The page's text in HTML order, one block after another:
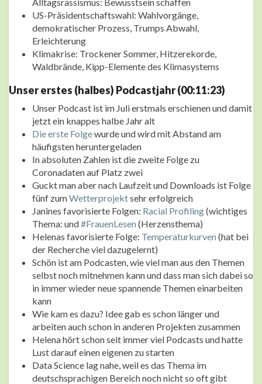
US-Präsidentschaftswahl: Wahlvorgänge,
demokratischer Prozess, Trumps Abwahl,
Erleichterung
Klimakrise: Trockener Sommer, Hitzerekorde,
Waldbrände, Kipp-Elemente des Klimasystems
Unser erstes (halbes) Podcastjahr (00:11:23)
Unser Podcast ist im Juli erstmals erschienen und damit
jetzt ein knappes halbe Jahr alt
Die erste Folgewurde und wird mit Abstand am
häufigsten heruntergeladen
In absoluten Zahlen ist die zweite Folge zu
Coronadaten auf Platz zwei
Guckt man aber nach Laufzeit und Downloads ist Folge
fünf zumWetterprojektsehr erfolgreich
Janines favorisierte Folgen: Racial Profiling(wichtiges
Thema: und#FrauenLesen (Herzensthema)
Helenas favorisierte Folge: Temperaturkurven (hat bei
der Recherche viel dazugelernt)
Schön ist am Podcasten, wie viel man aus den Themen
selbst noch mitnehmen kann und dass man sich dabei so
in immer wieder neue spannende Themen einarbeiten
kann
Wie kam es dazu? Idee gab es schon länger und
arbeiten auch schon in anderen Projekten zusammen
Helena hört schon seit immer viel Podcasts und hatte
Lust darauf einen eigenen zu starten
Data Science lag nahe, weil es das Thema im
deutschsprachigen Bereich noch nicht so oft gibt